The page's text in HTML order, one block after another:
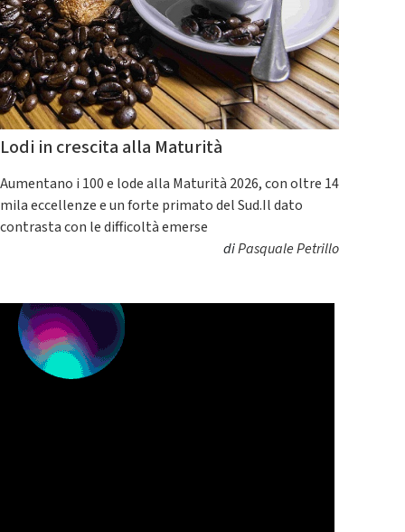
Lodi in crescita alla Maturità
Aumentano i 100 e lode alla Maturità 2026, con oltre 14
mila eccellenze e un forte primato del Sud.Il dato
contrasta con le difficoltà emerse
diPasquale Petrillo